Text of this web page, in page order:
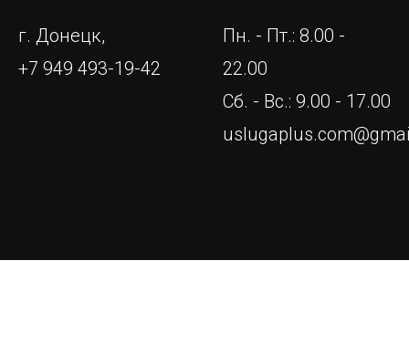
г. Донецк,
+7 949 493-19-42
Пн. - Пт.: 8.00 -
22.00
Сб. - Вс.: 9.00 - 17.00